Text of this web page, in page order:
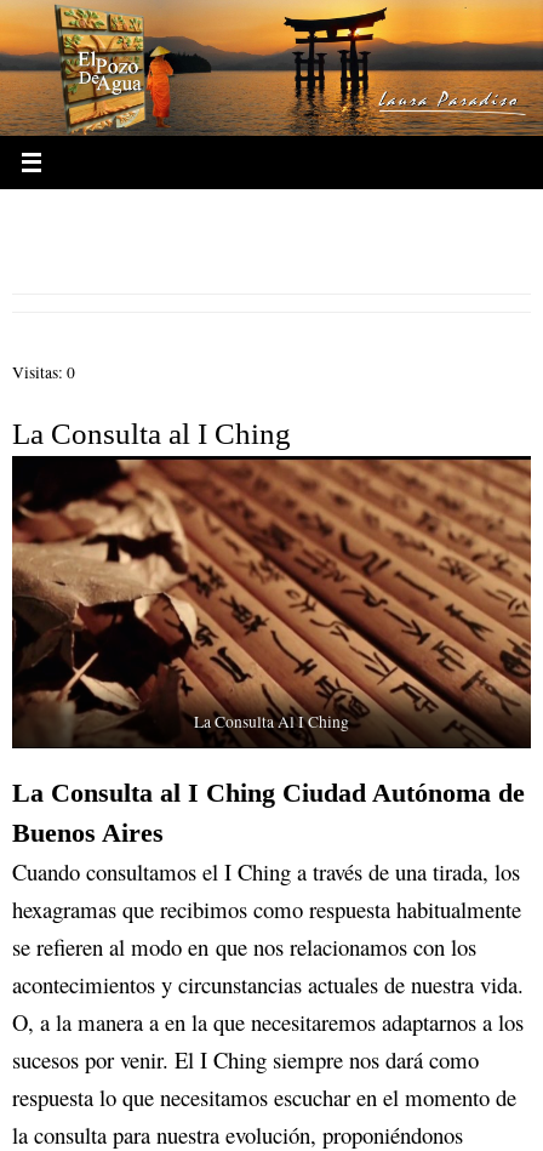
Ir
al
contenido
Visitas: 0
La Consulta al I Ching
La Consulta Al I Ching
La Consulta al I Ching Ciudad Autónoma de
Buenos Aires
Cuando consultamos el I Ching a través de una tirada, los
hexagramas que recibimos como respuesta habitualmente
se refieren al modo en que nos relacionamos con los
acontecimientos y circunstancias actuales de nuestra vida.
O, a la manera a en la que necesitaremos adaptarnos a los
sucesos por venir. El I Ching siempre nos dará como
respuesta lo que necesitamos escuchar en el momento de
la consulta para nuestra evolución, proponiéndonos